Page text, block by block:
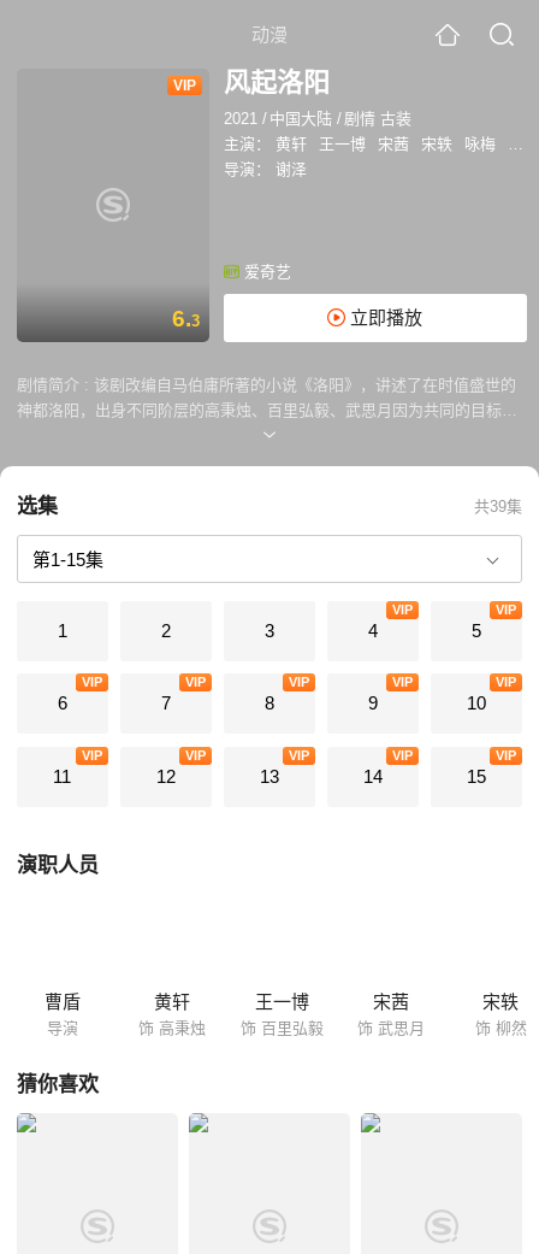
动漫
VIP
6.3
风起洛阳
2021 / 中国大陆 /剧情 古装
主演：
黄轩 王一博 宋茜 宋轶 咏梅
刘
导演：
谢泽
爱奇艺
立即播放
剧情简介 : 该剧改编自马伯庸所著的小说《洛阳》，讲述了在时值盛世的
神都洛阳，出身不同阶层的高秉烛、百里弘毅、武思月因为共同的目标而
结盟，调查洛阳各种悬案，最终粉碎春秋道的阴谋，守护神都太平的故事
（王一博 饰）相遇，二人合作并展开调查。世家出身的内卫思月（宋茜
饰）为任务调查并接近武艺超群、颇有市井智慧的高秉烛，想要寻取与案
件有关的告密信。随着他们对案件的不断深入，找寻真相，进而发现了一
个足以毁灭神都、血染洛水的惊天阴谋。
选集 共39集
1 2 3 4
VIP
5
VIP
6
VIP
7
VIP
8
VIP
9
VIP
10
VIP
11
VIP
12
VIP
13
VIP
14
VIP
15
VIP
演职人员
曹盾
导演
黄轩
饰 高秉烛
王一博
饰 百里弘毅
宋茜
饰 武思月
宋轶
饰 柳然
猜你喜欢